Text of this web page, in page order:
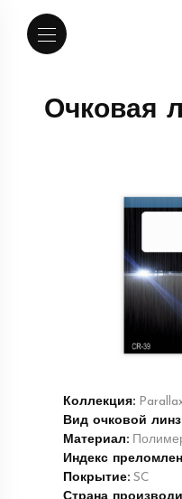
Очковая
Коллекция:
Вид очковой
Материал:
Индекс
Покрытие: SC